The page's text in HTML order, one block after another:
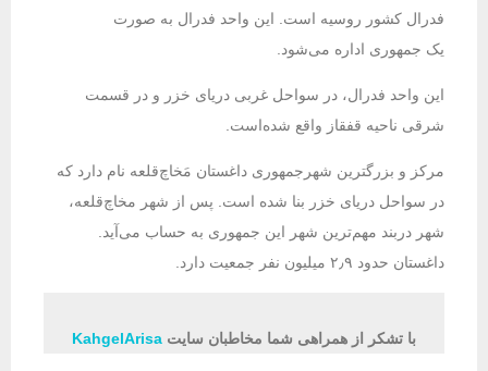
فدرال کشور روسیه است. این واحد فدرال به صورت
یک جمهوری اداره می‌شود.
این واحد فدرال، در سواحل غربی دریای خزر و در قسمت
شرقی ناحیه قفقاز واقع شده‌است.
مرکز و بزرگترین شهرجمهوری داغستان مَخاچ‌قلعه نام دارد که
در سواحل دریای خزر بنا شده‌ است. پس از شهر مخاچ‌قلعه،
شهر دربند مهم‌ترین شهر این جمهوری به حساب می‌آید.
داغستان حدود ۲٫۹ میلیون نفر جمعیت دارد.
با تشکر از همراهی شما مخاطبان سایت